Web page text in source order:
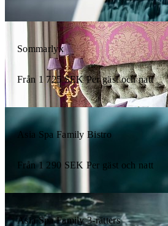
Sommarlyx
Från 1 725 SEK Per gäst och natt
Asia Spa Family Bistro
Från 1 290 SEK Per gäst och natt
Asia Spa Family 3-rätters